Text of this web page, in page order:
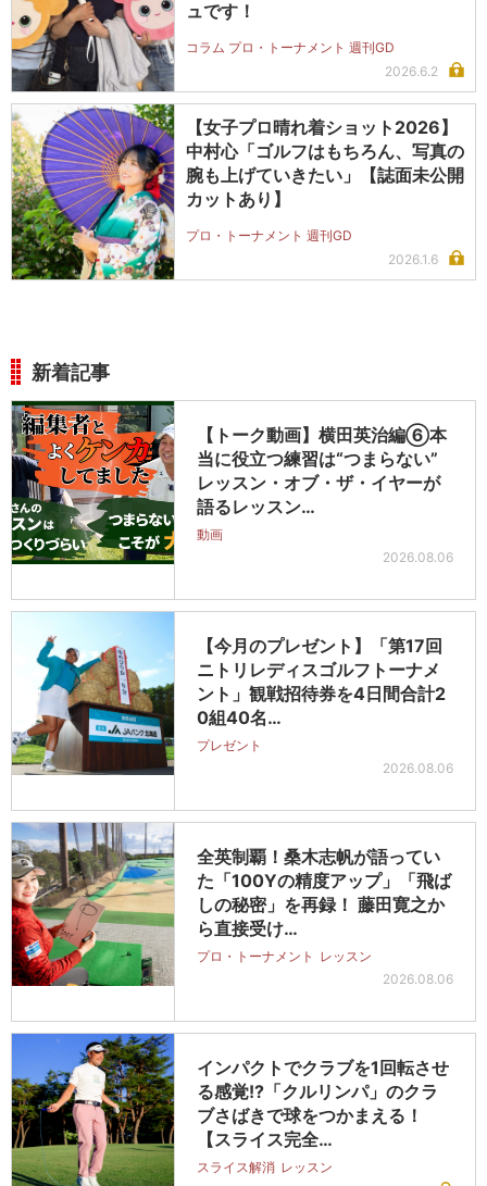
ュです！
コラム プロ・トーナメント 週刊GD
2026.6.2
【女子プロ晴れ着ショット2026】
中村心「ゴルフはもちろん、写真の
腕も上げていきたい」【誌面未公開
カットあり】
プロ・トーナメント 週刊GD
2026.1.6
新着記事
【トーク動画】横田英治編⑥本
当に役立つ練習は“つまらない”
レッスン・オブ・ザ・イヤーが
語るレッスン…
動画
2026.08.06
【今月のプレゼント】「第17回
ニトリレディスゴルフトーナメ
ント」観戦招待券を4日間合計2
0組40名…
プレゼント
2026.08.06
全英制覇！桑木志帆が語ってい
た「100Yの精度アップ」「飛ば
しの秘密」を再録！ 藤田寛之か
ら直接受け…
プロ・トーナメント レッスン
2026.08.06
インパクトでクラブを1回転させ
る感覚!?「クルリンパ」のクラ
ブさばきで球をつかまえる！
【スライス完全…
スライス解消 レッスン